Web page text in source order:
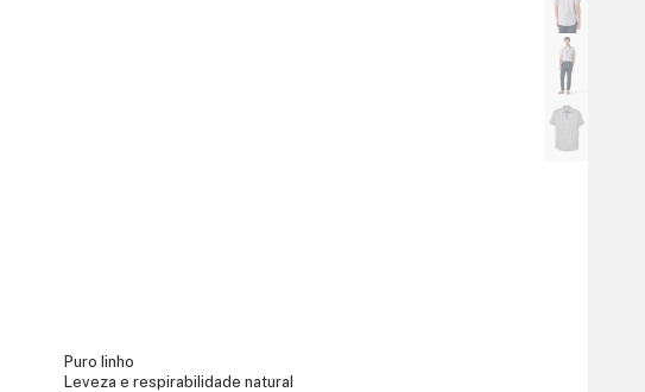
Puro linho
Leveza e respirabilidade natural